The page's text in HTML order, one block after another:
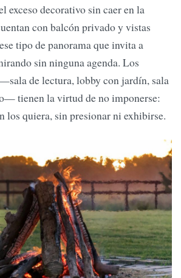
exceso decorativo sin caer en la
con balcón privado y vistas
tipo de panorama que invita a
sin ninguna agenda. Los
de lectura, lobby con jardín, sala
tienen la virtud de no imponerse:
los quiera, sin presionar ni exhibirse.